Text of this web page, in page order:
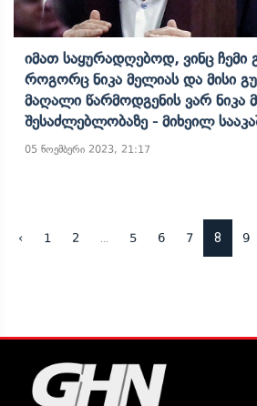
Იმათ Საყურადღებოდ, Ვინც Ჩემი
Როგორც Ნიკა Მელიას Და Მისი
Მაღალი Წარმოდგენის Ვარ Ნიკა
Შესაძლებლობაზე - Მიხეილ
05 ნოემბერი 2023, 21:17
‹ 1 2 5 6 7 8 9